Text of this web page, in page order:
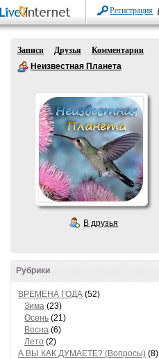
Регистрация
Записи Друзья
Комментарии
Неизвестная Планета
В друзья
Рубрики
ВРЕМЕНА ГОДА (52)
Зима (23)
Осень (21)
Весна (6)
Лето (2)
А ВЫ КАК ДУМАЕТЕ? (Вопросы) (8)